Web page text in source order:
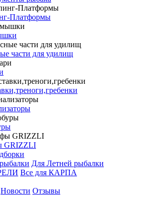
Платформы
части для удилищ
GRIZZLI
Для Летней рыбалки
Все для КАРПА
Новости Отзывы